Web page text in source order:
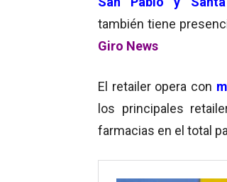
también tiene
Giro News
El retailer opera con
los principales
farmacias en el total